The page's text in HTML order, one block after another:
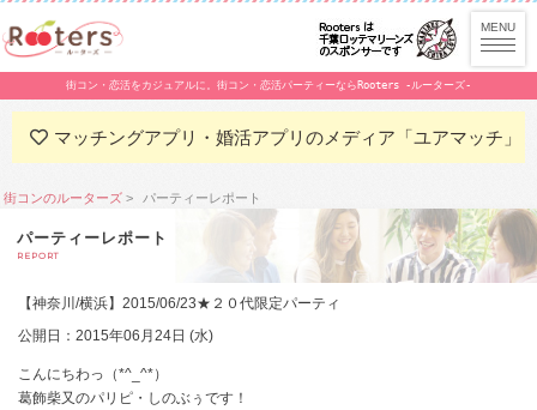
街コン・恋活をカジュアルに。街コン・恋活パーティーならRooters -ルーターズ-
マッチングアプリ・婚活アプリのメディア「ユアマッチ」
街コンのルーターズ パーティーレポート
パーティーレポート
REPORT
【神奈川/横浜】2015/06/23★２０代限定パーティ
公開日：2015年06月24日 (水)
こんにちわっ（*^_^*）
葛飾柴又のパリピ・しのぶぅです！